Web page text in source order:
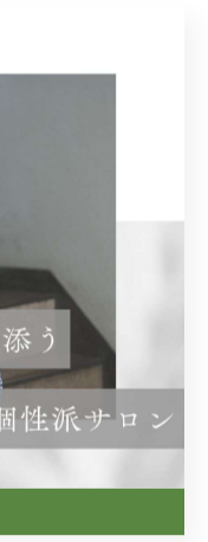
＝＝＝＝＝＝＝＝
次のページ >
Categories